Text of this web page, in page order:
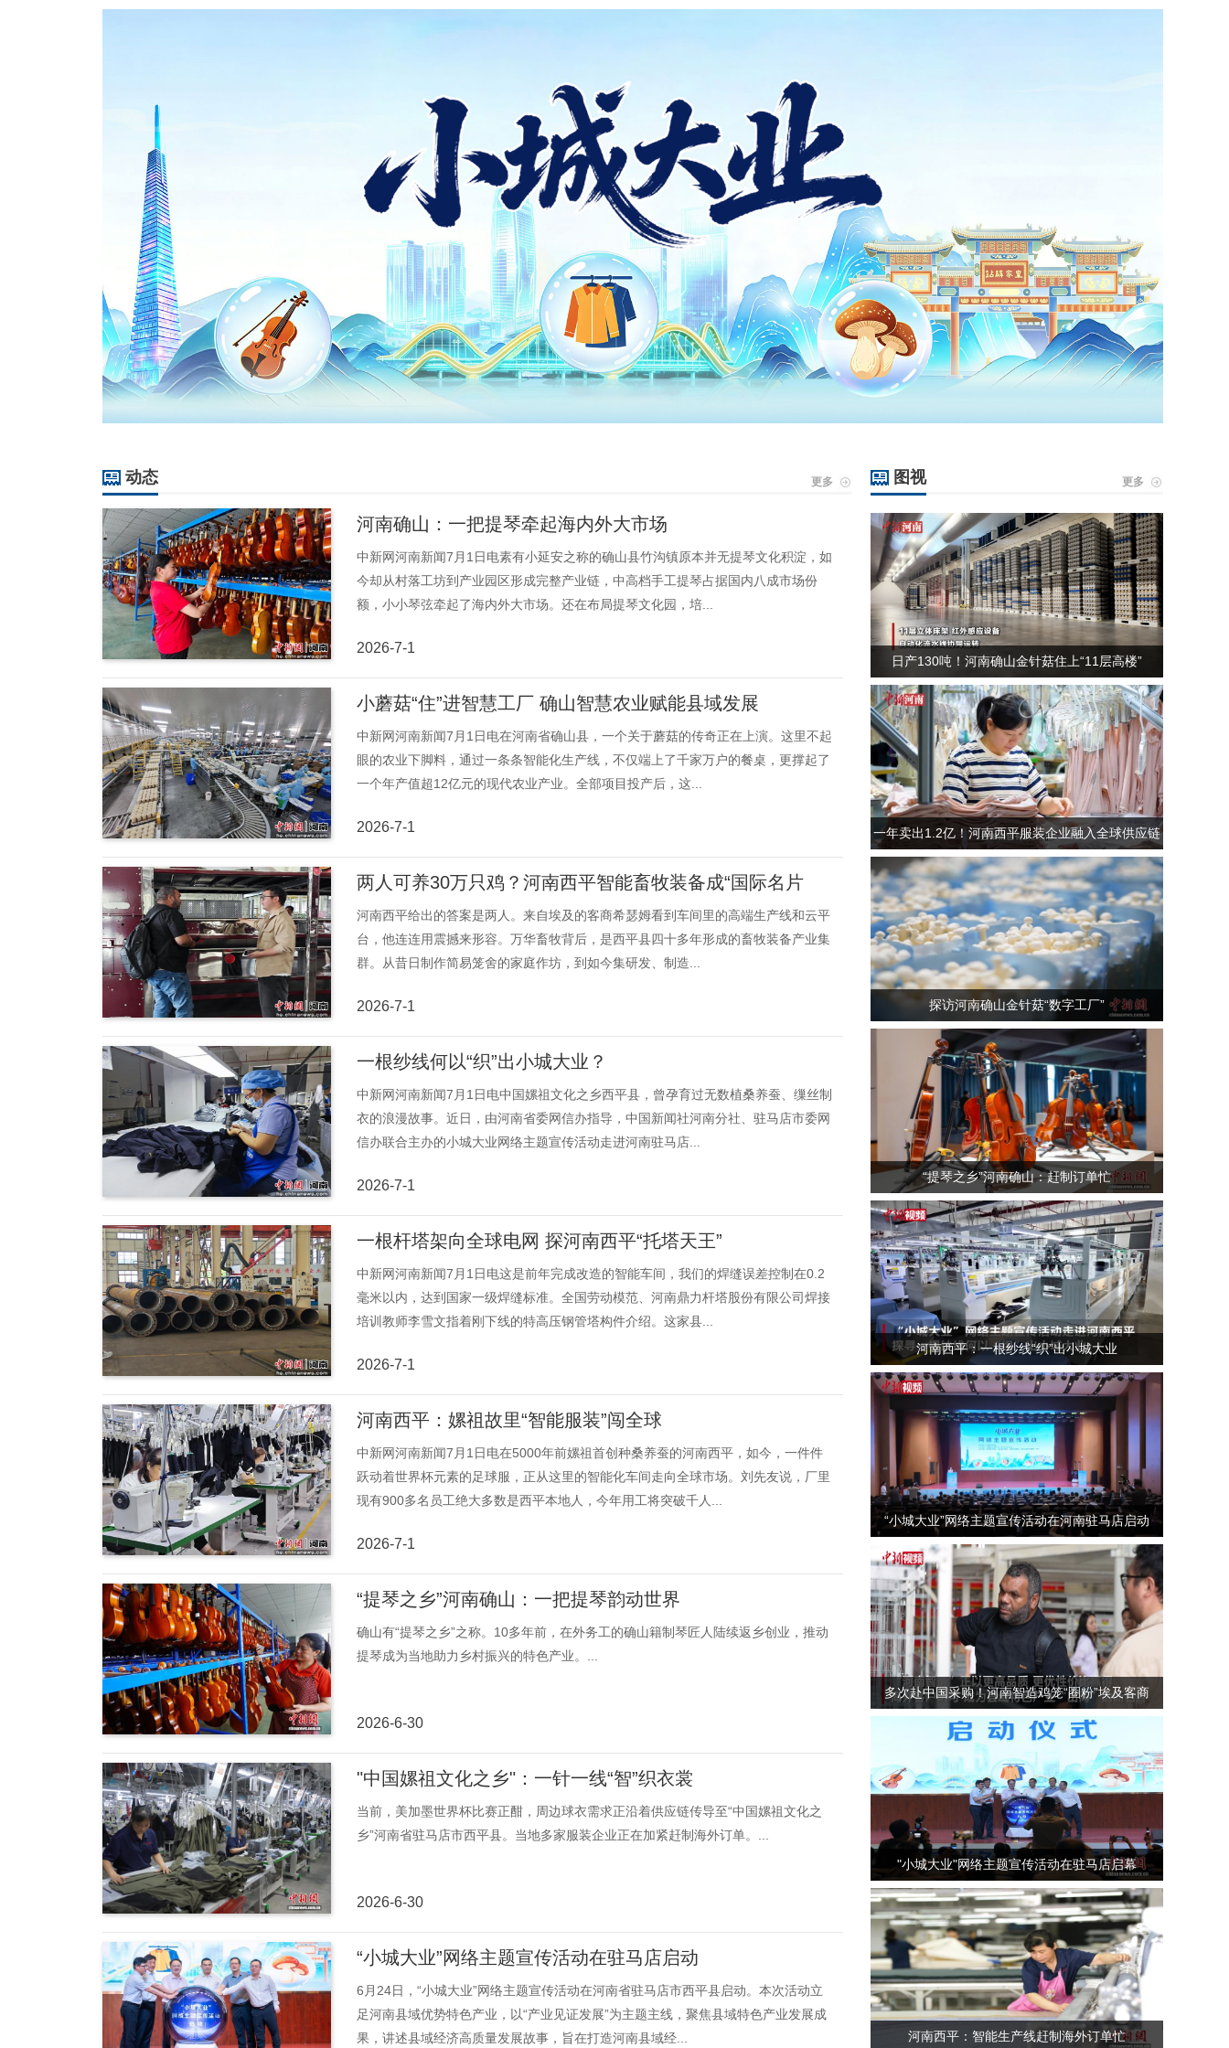
动态 更多
河南确山：一把提琴牵起海内外大市场
中新网河南新闻7月1日电素有小延安之称的确山县竹沟镇原本并无提琴文化积淀，如
今却从村落工坊到产业园区形成完整产业链，中高档手工提琴占据国内八成市场份
额，小小琴弦牵起了海内外大市场。还在布局提琴文化园，培...
2026-7-1
小蘑菇“住”进智慧工厂 确山智慧农业赋能县域发展
中新网河南新闻7月1日电在河南省确山县，一个关于蘑菇的传奇正在上演。这里不起
眼的农业下脚料，通过一条条智能化生产线，不仅端上了千家万户的餐桌，更撑起了
一个年产值超12亿元的现代农业产业。全部项目投产后，这...
2026-7-1
两人可养30万只鸡？河南西平智能畜牧装备成“国际名片
河南西平给出的答案是两人。来自埃及的客商希瑟姆看到车间里的高端生产线和云平
台，他连连用震撼来形容。万华畜牧背后，是西平县四十多年形成的畜牧装备产业集
群。从昔日制作简易笼舍的家庭作坊，到如今集研发、制造...
2026-7-1
一根纱线何以“织”出小城大业？
中新网河南新闻7月1日电中国嫘祖文化之乡西平县，曾孕育过无数植桑养蚕、缫丝制
衣的浪漫故事。近日，由河南省委网信办指导，中国新闻社河南分社、驻马店市委网
信办联合主办的小城大业网络主题宣传活动走进河南驻马店...
2026-7-1
一根杆塔架向全球电网 探河南西平“托塔天王”
中新网河南新闻7月1日电这是前年完成改造的智能车间，我们的焊缝误差控制在0.2
毫米以内，达到国家一级焊缝标准。全国劳动模范、河南鼎力杆塔股份有限公司焊接
培训教师李雪文指着刚下线的特高压钢管塔构件介绍。这家县...
2026-7-1
河南西平：嫘祖故里“智能服装”闯全球
中新网河南新闻7月1日电在5000年前嫘祖首创种桑养蚕的河南西平，如今，一件件
跃动着世界杯元素的足球服，正从这里的智能化车间走向全球市场。刘先友说，厂里
现有900多名员工绝大多数是西平本地人，今年用工将突破千人...
2026-7-1
“提琴之乡”河南确山：一把提琴韵动世界
确山有“提琴之乡”之称。10多年前，在外务工的确山籍制琴匠人陆续返乡创业，推动
提琴成为当地助力乡村振兴的特色产业。...
2026-6-30
"中国嫘祖文化之乡"：一针一线“智”织衣裳
当前，美加墨世界杯比赛正酣，周边球衣需求正沿着供应链传导至“中国嫘祖文化之
乡”河南省驻马店市西平县。当地多家服装企业正在加紧赶制海外订单。...
2026-6-30
“小城大业”网络主题宣传活动在驻马店启动
6月24日，“小城大业”网络主题宣传活动在河南省驻马店市西平县启动。本次活动立
足河南县域优势特色产业，以“产业见证发展”为主题主线，聚焦县域特色产业发展成
果，讲述县域经济高质量发展故事，旨在打造河南县域经...
图视 更多
日产130吨！河南确山金针菇住上“11层高楼”
一年卖出1.2亿！河南西平服装企业融入全球供应链
探访河南确山金针菇“数字工厂”
“提琴之乡”河南确山：赶制订单忙
河南西平：一根纱线“织”出小城大业
“小城大业”网络主题宣传活动在河南驻马店启动
多次赴中国采购！河南智造鸡笼“圈粉”埃及客商
"小城大业"网络主题宣传活动在驻马店启幕
河南西平：智能生产线赶制海外订单忙